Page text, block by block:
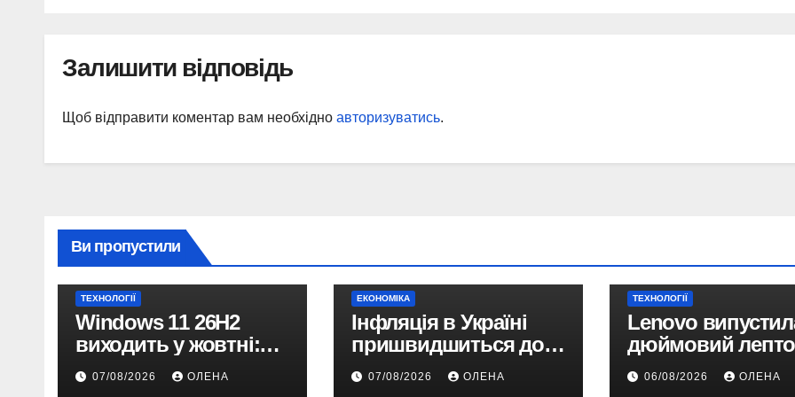
Залишити відповідь
Щоб відправити коментар вам необхідно авторизуватись.
Ви пропустили
ТЕХНОЛОГІЇ
Windows 11 26H2
виходить у жовтні:
чому не варто
пропускати це
07/08/2026 ОЛЕНА
ЕКОНОМІКА
Інфляція в Україні
пришвидшиться до
10% у 2026 році —
прогноз НБУ
07/08/2026 ОЛЕНА
ТЕХНОЛОГІЇ
Lenovo
дюймовий
Snapdragon X2 з
автономністю
06/08/2026 ОЛЕНА